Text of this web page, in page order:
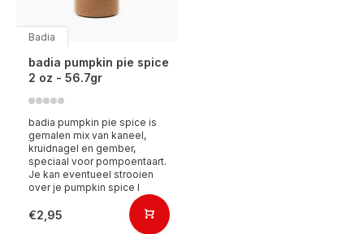
Badia
badia pumpkin pie spice
2 oz - 56.7gr
badia pumpkin pie spice is
gemalen mix van kaneel,
kruidnagel en gember,
speciaal voor pompoentaart.
Je kan eventueel strooien
over je pumpkin spice l
€2,95